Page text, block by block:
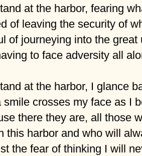
at the harbor, fearing
of leaving the security of
of journeying into the great
to face adversity all
at the harbor, I glance
smile crosses my face as I
there they are, all those
this harbor and who will
the fear of thinking I will